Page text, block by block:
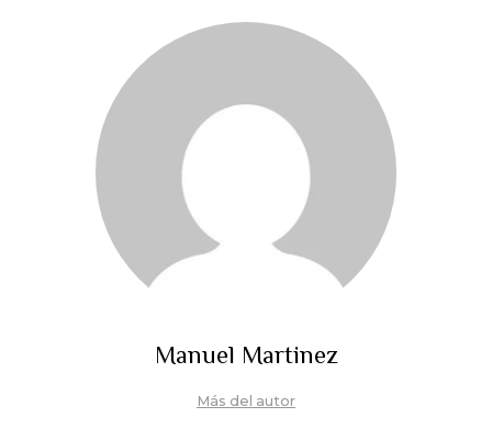
Manuel Martinez
Más del autor